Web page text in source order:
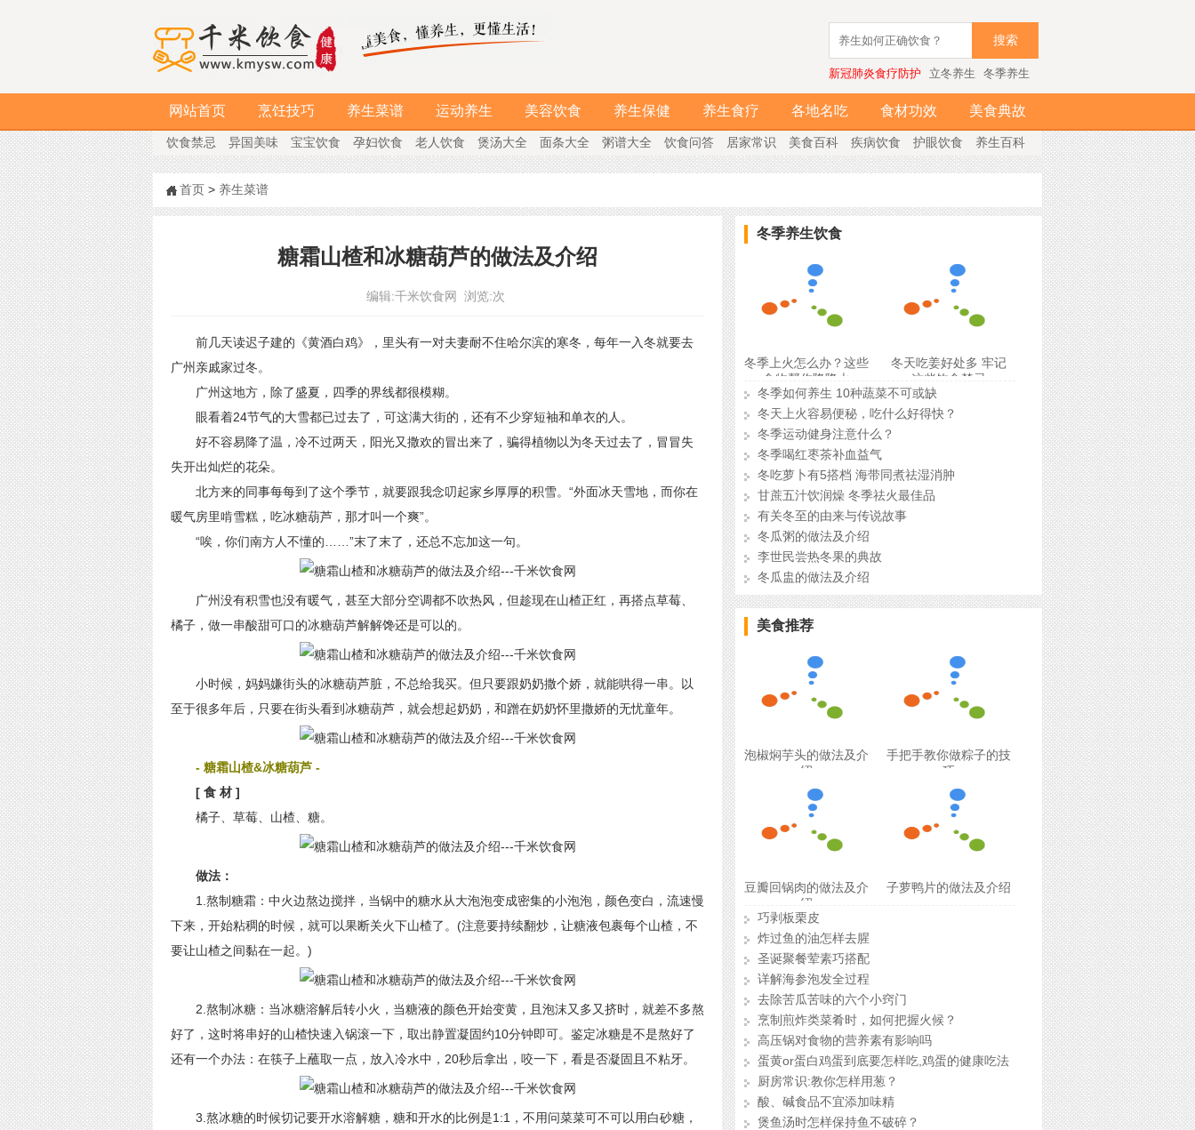
搜索
新冠肺炎食疗防护 立冬养生 冬季养生
网站首页 烹饪技巧 养生菜谱 运动养生 美容饮食 养生保健 养生食疗 各地名吃 食材功效 美食典故
饮食禁忌 异国美味 宝宝饮食 孕妇饮食 老人饮食 煲汤大全 面条大全 粥谱大全 饮食问答 居家常识 美食百科 疾病饮食 护眼饮食 养生百科
首页 > 养生菜谱
糖霜山楂和冰糖葫芦的做法及介绍
编辑:千米饮食网 浏览:次
前几天读迟子建的《黄酒白鸡》，里头有一对夫妻耐不住哈尔滨的寒冬，每年一入冬就要去
广州亲戚家过冬。
广州这地方，除了盛夏，四季的界线都很模糊。
眼看着24节气的大雪都已过去了，可这满大街的，还有不少穿短袖和单衣的人。
好不容易降了温，冷不过两天，阳光又撒欢的冒出来了，骗得植物以为冬天过去了，冒冒失
失开出灿烂的花朵。
北方来的同事每每到了这个季节，就要跟我念叨起家乡厚厚的积雪。“外面冰天雪地，而你在
暖气房里啃雪糕，吃冰糖葫芦，那才叫一个爽”。
“唉，你们南方人不懂的……”末了末了，还总不忘加这一句。
广州没有积雪也没有暖气，甚至大部分空调都不吹热风，但趁现在山楂正红，再搭点草莓、
橘子，做一串酸甜可口的冰糖葫芦解解馋还是可以的。
小时候，妈妈嫌街头的冰糖葫芦脏，不总给我买。但只要跟奶奶撒个娇，就能哄得一串。以
至于很多年后，只要在街头看到冰糖葫芦，就会想起奶奶，和蹭在奶奶怀里撒娇的无忧童年。
- 糖霜山楂&冰糖葫芦 -
[ 食 材 ]
橘子、草莓、山楂、糖。
做法：
1.熬制糖霜：中火边熬边搅拌，当锅中的糖水从大泡泡变成密集的小泡泡，颜色变白，流速慢
下来，开始粘稠的时候，就可以果断关火下山楂了。(注意要持续翻炒，让糖液包裹每个山楂，不
要让山楂之间黏在一起。)
2.熬制冰糖：当冰糖溶解后转小火，当糖液的颜色开始变黄，且泡沫又多又挤时，就差不多熬
好了，这时将串好的山楂快速入锅滚一下，取出静置凝固约10分钟即可。鉴定冰糖是不是熬好了
还有一个办法：在筷子上蘸取一点，放入冷水中，20秒后拿出，咬一下，看是否凝固且不粘牙。
3.熬冰糖的时候切记要开水溶解糖，糖和开水的比例是1:1，不用问菜菜可不可以用白砂糖，
冬季养生饮食
冬季上火怎么办？这些
食物帮你降降火
冬天吃姜好处多 牢记
这些饮食禁忌
冬季如何养生 10种蔬菜不可或缺
冬天上火容易便秘，吃什么好得快？
冬季运动健身注意什么？
冬季喝红枣茶补血益气
冬吃萝卜有5搭档 海带同煮祛湿消肿
甘蔗五汁饮润燥 冬季祛火最佳品
有关冬至的由来与传说故事
冬瓜粥的做法及介绍
李世民尝热冬果的典故
冬瓜盅的做法及介绍
美食推荐
泡椒焖芋头的做法及介
绍
手把手教你做粽子的技
巧
豆瓣回锅肉的做法及介
绍
子萝鸭片的做法及介绍
巧剥板栗皮
炸过鱼的油怎样去腥
圣诞聚餐荤素巧搭配
详解海参泡发全过程
去除苦瓜苦味的六个小窍门
烹制煎炸类菜肴时，如何把握火候？
高压锅对食物的营养素有影响吗
蛋黄or蛋白鸡蛋到底要怎样吃,鸡蛋的健康吃法
厨房常识:教你怎样用葱？
酸、碱食品不宜添加味精
煲鱼汤时怎样保持鱼不破碎？